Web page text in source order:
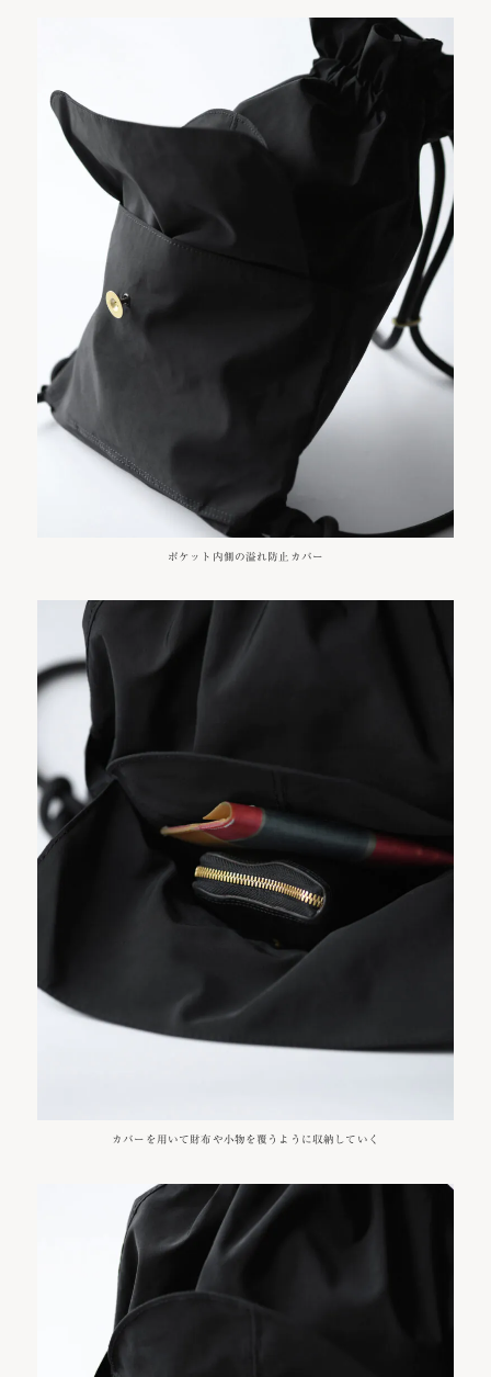
ポケット内側の溢れ防止カバー
カバーを用いて財布や小物を覆うように収納していく